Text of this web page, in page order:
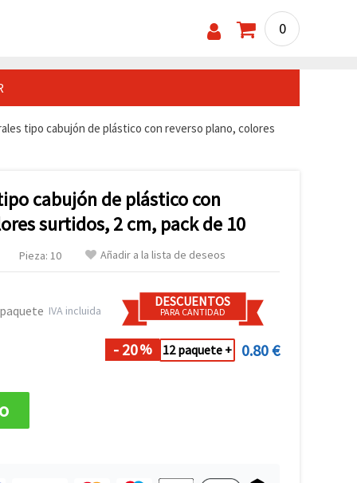
0
tipo cabujón de plástico con reverso plano, colores
cabujón de plástico con
surtidos, 2 cm, pack de 10
Pieza: 10 Añadir a la lista de deseos
IVA incluida
DESCUENTOS
PARA CANTIDAD
- 20% 12 paquete + 0.80 €